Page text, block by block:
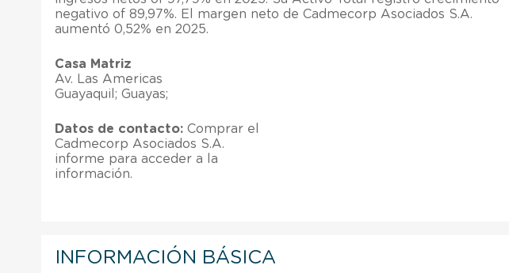
negativo of 89,97%. El margen neto de Cadmecorp Asociados S.A.
aumentó 0,52% en 2025.
Casa Matriz
Av. Las Americas
Guayaquil; Guayas;
Datos de contacto: Comprar el
Cadmecorp Asociados S.A.
informe para acceder a la
información.
INFORMACIÓN BÁSICA